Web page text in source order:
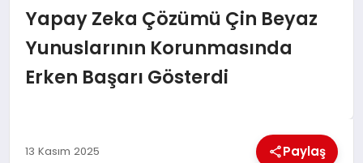
GÜNCEL
TEKNOLOJI
GENEL
Yapay Zeka Çözümü Çin Beyaz
Yunuslarının Korunmasında
Erken Başarı Gösterdi
13 Kasım 2025 Paylaş